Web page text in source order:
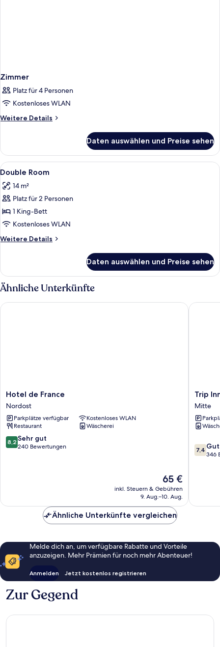
Zimmer
Platz für 4 Personen
Kostenloses WLAN
Weitere Details
Weitere
Daten auswählen und Preise sehen
Alle
Fotos
für
Double
Room
anzeigen
Allergikerbettwaren, Minibar,
1
Double Room
14 m²
Platz für 2 Personen
1 King-Bett
Kostenloses WLAN
Weitere Details
Weitere
Room
Daten auswählen und Preise sehen
Ähnliche Unterkünfte
Hotel
de
France
Nordost
Hotel de France
Nordost
Parkplätze verfügbar
Kostenloses WLAN
Restaurant
Wäscherei
8.2
von
8,2 Sehr gut
240 Bewertungen
Der
Preis
beträgt
65 €
inkl. Steuern & Gebühren
9. Aug.–10. Aug.
Hotel de France
Trip
Inn
Klee
am
Park
Mitte
Trip
Mitte
7.4
von
7,4 Gut
346
Trip Inn
Ähnliche Unterkünfte vergleichen
Melde dich an, um verfügbare Rabatte und Vorteile
anzuzeigen. Mehr Prämien für noch mehr Abenteuer!
Anmelden Jetzt kostenlos registrieren
Zur Gegend